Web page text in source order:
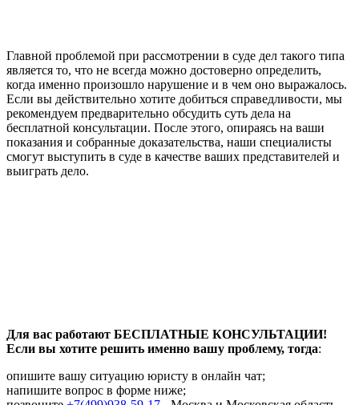
Главной проблемой при рассмотрении в суде дел такого типа
является то, что не всегда можно достоверно определить,
когда именно произошло нарушение и в чем оно выражалось.
Если вы действительно хотите добиться справедливости, мы
рекомендуем предварительно обсудить суть дела на
бесплатной консультации. После этого, опираясь на ваши
показания и собранные доказательства, наши специалисты
смогут выступить в суде в качестве ваших представителей и
выиграть дело.
Для вас работают БЕСПЛАТНЫЕ КОНСУЛЬТАЦИИ!
Если вы хотите решить именно вашу проблему, тогда:
опишите вашу ситуацию юристу в онлайн чат;
напишите вопрос в форме ниже;